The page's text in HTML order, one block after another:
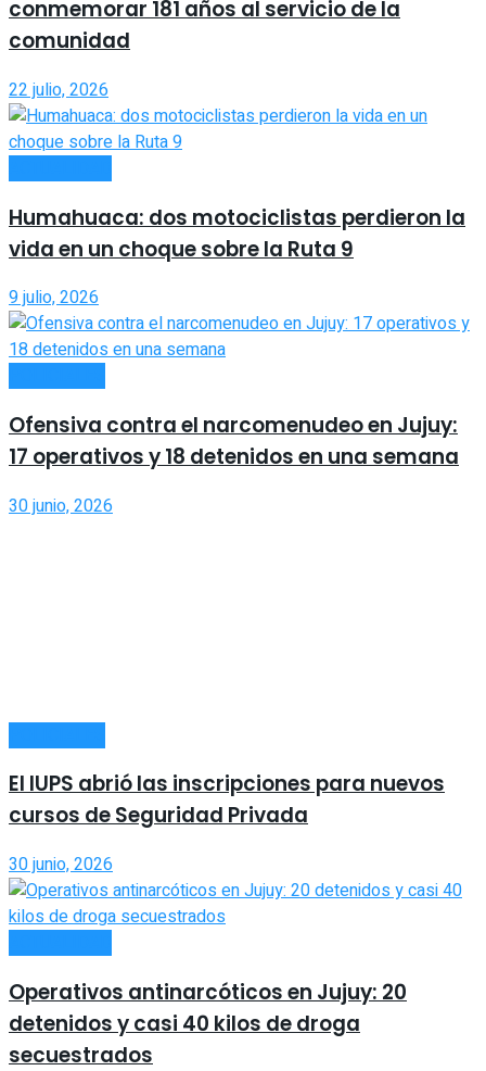
conmemorar 181 años al servicio de la
comunidad
22 julio, 2026
Humahuaca: dos motociclistas perdieron la
vida en un choque sobre la Ruta 9
9 julio, 2026
Ofensiva contra el narcomenudeo en Jujuy:
17 operativos y 18 detenidos en una semana
30 junio, 2026
El IUPS abrió las inscripciones para nuevos
cursos de Seguridad Privada
30 junio, 2026
Operativos antinarcóticos en Jujuy: 20
detenidos y casi 40 kilos de droga
secuestrados